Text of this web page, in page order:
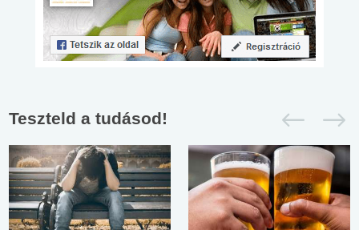
Teszteld a tudásod!